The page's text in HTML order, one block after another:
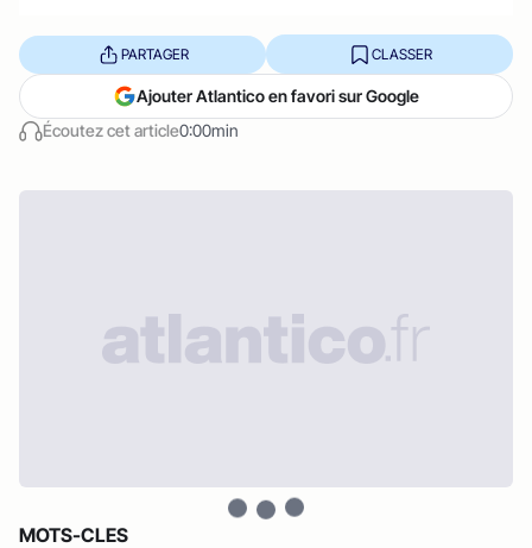
Écoutez cet article0:00min
PARTAGER CLASSER
Ajouter Atlantico en favori sur Google
MOTS-CLES